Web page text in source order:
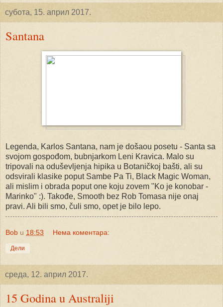
субота, 15. април 2017.
Santana
Legenda, Karlos Santana, nam je došaou posetu - Santa sa
svojom gospođom, bubnjarkom Leni Kravica. Malo su
tripovali na oduševljenja hipika u Botaničkoj bašti, ali su
odsvirali klasike poput Sambe Pa Ti, Black Magic Woman,
ali mislim i obrada poput one koju zovem "Ko je konobar -
Marinko" :). Takođe, Smooth bez Rob Tomasa nije onaj
pravi. Ali bili smo, čuli smo, opet je bilo lepo.
Bob u 18:53 Нема коментара:
Дели
среда, 12. април 2017.
15 Godina u Australiji